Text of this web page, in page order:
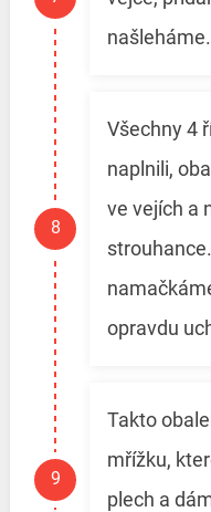
našleháme.
Všechny 4
naplnili,
ve vejích a
opravdu
Takto
mřížku,
plech a